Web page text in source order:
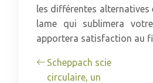
les différentes alternatives
lame qui sublimera
apportera satisfaction au
Scheppach scie
circulaire, un